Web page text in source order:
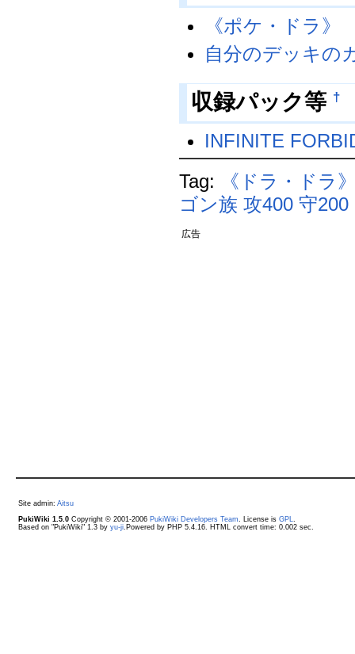
《ポケ・ドラ》
自分のデッキの
収録パック等 †
INFINITE
Tag:
《ドラ・ドラ
ゴン族 攻400 守200
広告
Site admin: Aitsu
PukiWiki 1.5.0Copyright © 2001-2006 PukiWiki Developers Team . License is GPL
Based on "PukiWiki" 1.3 by yu-ji.Powered by PHP 5.4.16. HTML convert time: 0.002 sec.